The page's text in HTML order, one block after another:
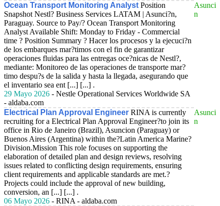
Ocean Transport Monitoring Analyst Position
Snapshot Nestl? Business Services LATAM | Asunci?n,
Paraguay. Source to Pay/? Ocean Transport Monitoring
Analyst Available Shift: Monday to Friday - Commercial
time ? Position Summary ? Hacer los procesos y la ejecuci?n
de los embarques mar?timos con el fin de garantizar
operaciones fluidas para las entregas oce?nicas de Nestl?,
mediante: Monitoreo de las operaciones de transporte mar?
timo despu?s de la salida y hasta la llegada, asegurando que
el inventario sea ent [...] [...] .
29 Mayo 2026 - Nestle Operational Services Worldwide SA
- aldaba.com
Asunci
n
Electrical Plan Approval Engineer RINA is currently
recruiting for a Electrical Plan Approval Engineer?to join its
office in Rio de Janeiro (Brazil), Asuncion (Paraguay) or
Buenos Aires (Argentina) within the?Latin America Marine?
Division.Mission This role focuses on supporting the
elaboration of detailed plan and design reviews, resolving
issues related to conflicting design requirements, ensuring
client requirements and applicable standards are met.?
Projects could include the approval of new building,
conversion, an [...] [...] .
06 Mayo 2026 - RINA - aldaba.com
Asunci
n